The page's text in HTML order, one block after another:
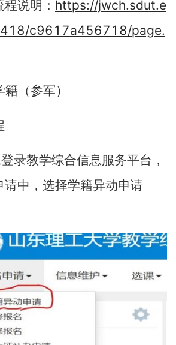
说明： https://jwch.sdut.e
c9617a456718/page.
（参军）
录教学综合信息服务平台，
请中，选择学籍异动申请